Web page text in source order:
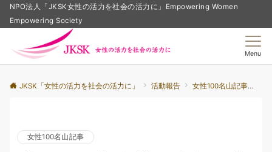
NPO法人「JKSK女性の活力を社会の活力に」Empowering Women
Empowering Society
Menu
JKSK「女性の活力を社会の活力に」 活動報告 女性100名山記事
女性100名山記事